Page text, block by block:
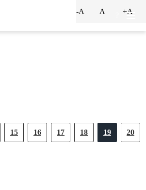
15 16 17 18 19 20
-A A +A